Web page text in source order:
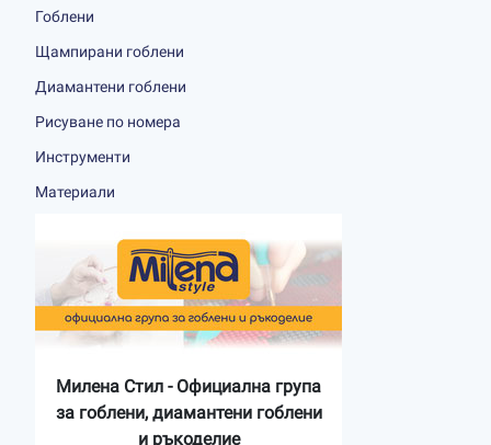
Гоблени
Щампирани гоблени
Диамантени гоблени
Рисуване по номера
Инструменти
Материали
Милена Стил - Официална група
за гоблени, диамантени гоблени
и ръкоделие